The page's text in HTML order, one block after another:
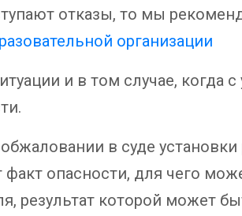
отказы, то мы
организации
и в том случае, когда
в суде
опасности, для чего
результат которой может